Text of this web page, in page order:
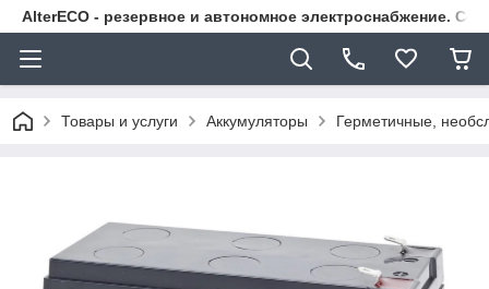
AlterECO - резервное и автономное электроснабжение.
Товары и услуги Аккумуляторы Герметичные,